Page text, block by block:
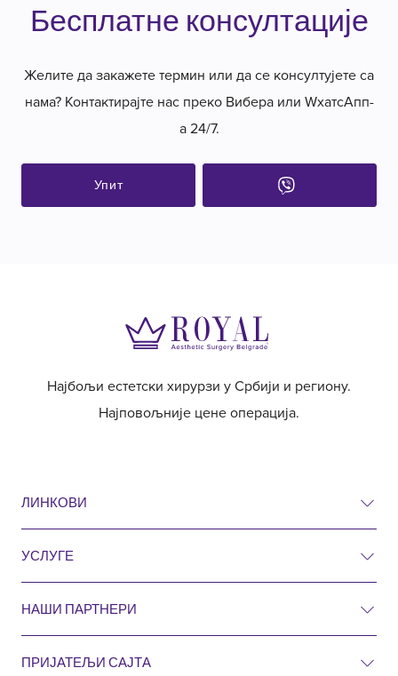
Бесплатне консултације
Желите да закажете термин или да се консултујете са
нама? Контактирајте нас преко Вибера или WхатсАпп-
а 24/7.
Упит
Најбољи естетски хирурзи у Србији и региону.
Најповољније цене операција.
ЛИНКОВИ
Ценовник
Питања и одговори
УСЛУГЕ
Естетска хирургија
НАШИ ПАРТНЕРИ
Естетска кирургија Ројал Хрватска
ПРИЈАТЕЉИ САЈТА